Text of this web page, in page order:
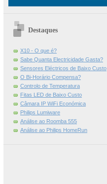
Destaques
X10 - O que é?
Sabe Quanta Electricidade Gasta?
Sensores Eléctricos de Baixo Custo
O Bi-Horário Compensa?
Controlo de Temperatura
Fitas LED de Baixo Custo
Câmara IP WiFi Económica
Philips Lumiware
Análise ao Roomba 555
Análise ao Philips HomeRun